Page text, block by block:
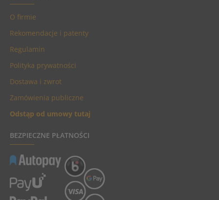
O firmie
Rekomendacje i patenty
Regulamin
Polityka prywatności
Dostawa i zwrot
Zamówienia publiczne
Odstąp od umowy tutaj
BEZPIECZNE PŁATNOŚCI